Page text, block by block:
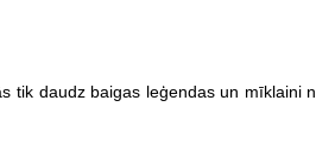
tik daudz baigas leģendas un mīklaini